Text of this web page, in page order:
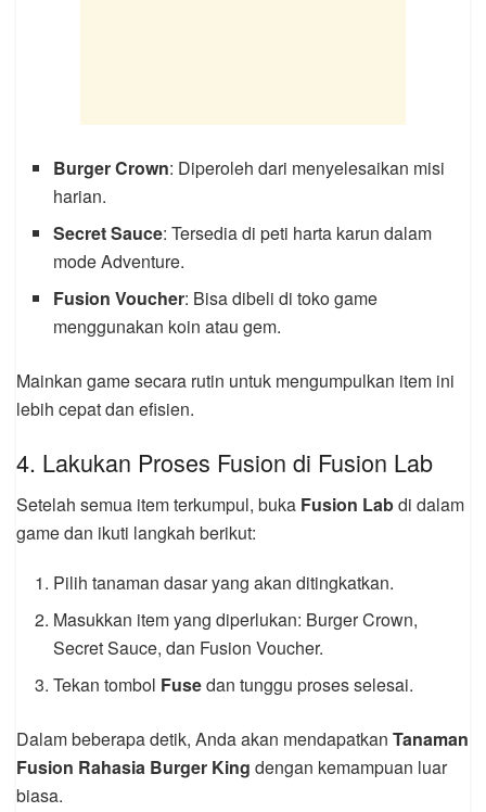
Burger Crown: Diperoleh dari menyelesaikan misi
harian.
Secret Sauce: Tersedia di peti harta karun dalam
mode Adventure.
Fusion Voucher: Bisa dibeli di toko game
menggunakan koin atau gem.
Mainkan game secara rutin untuk mengumpulkan item ini
lebih cepat dan efisien.
4. Lakukan Proses Fusion di Fusion Lab
Setelah semua item terkumpul, buka Fusion Labdi dalam
game dan ikuti langkah berikut:
Pilih tanaman dasar yang akan ditingkatkan.
Masukkan item yang diperlukan: Burger Crown,
Secret Sauce, dan Fusion Voucher.
Tekan tombol Fusedan tunggu proses selesai.
Dalam beberapa detik, Anda akan mendapatkan Tanaman
Fusion Rahasia Burger King dengan kemampuan luar
biasa.